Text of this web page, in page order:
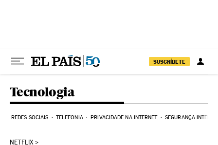
SUSCRÍBETE
Tecnologia
REDES SOCIAIS TELEFONIA PRIVACIDADE NA INTERNET SEGURANÇA
NETFLIX